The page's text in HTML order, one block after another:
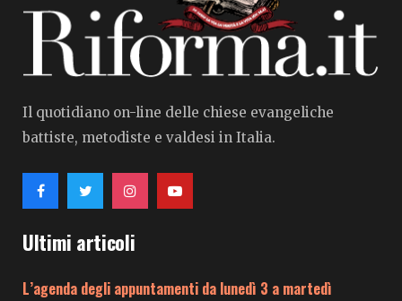
Il quotidiano on-line delle chiese evangeliche
battiste, metodiste e valdesi in Italia.
Ultimi articoli
L’agenda degli appuntamenti da lunedì 3 a martedì